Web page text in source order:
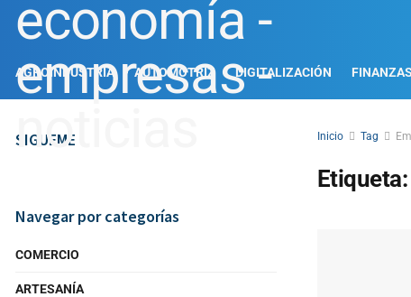
AGROINDUSTRIA AUTOMOTRIZ DIGITALIZACIÓN FINANZAS
Inicio Tag
Etiqueta:
SIGUEME
Navegar por categorías
COMERCIO
ARTESANÍA